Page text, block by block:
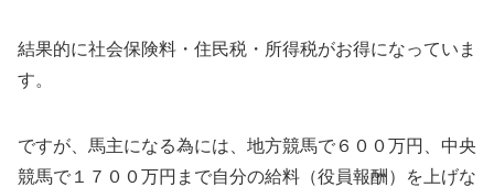
結果的に社会保険料・住民税・所得税がお得になっていま
す。
ですが、馬主になる為には、地方競馬で６００万円、中央
競馬で１７００万円まで自分の給料（役員報酬）を上げな